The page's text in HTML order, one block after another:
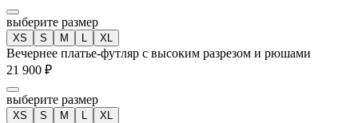
выберите размер
XS S M L XL
Вечернее платье-футляр с высоким разрезом и рюшами
21 900 ₽
выберите размер
XS S M L XL